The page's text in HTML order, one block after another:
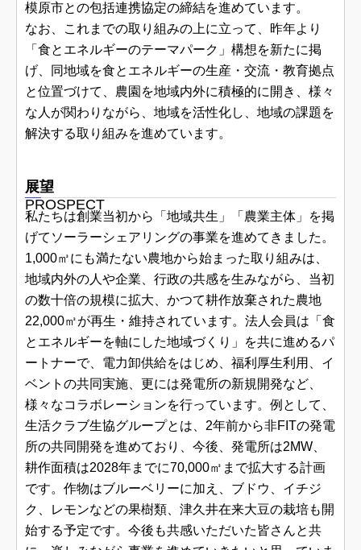
模原市との包括連携協定の締結を進めています。
なお、これまでの取り組みの上に立って、昨年より
「食とエネルギーのテーマパーク」構想を新たに掲
げ、同地域を食とエネルギーの生産・交流・教育拠点
と位置づけて、農園を地域内外に積極的に開き、様々
な人が関わりながら、地域を活性化し、地域の課題を
解決する取り組みを進めています。
展望
PROSPECT
私たちは創業当初から「地域共生」「農業主体」を掲
げてソーラーシェアリングの事業を進めてきました。
1,000㎥にも満たない農地から始まった取り組みは、
地域内外の人や企業、行政の共感を生みながら、当初
の数十倍の規模に拡大、かつて耕作放棄された農地
22,000㎥が再生・維持されています。法人会員は「食
とエネルギーを軸にした地域づくり」を共に進めるパ
ートナーで、電力卸供給をはじめ、福利厚生利用、イ
ベントの共同実施、更には発電所の新規開発など、
様々なコラボレーションを行っています。例として、
生活クラブ生協グループとは、2年前から非FITの発電
所の共同開発を進めており、今後、発電所は2MW、
耕作面積は2028年までに70,000㎥まで拡大する計画
です。作物はブルーベリーに加え、ブドウ、イチジ
ク、レモンなどの果樹類、津久井在来大豆の栽培も開
始する予定です。今後も共感いただいた皆さんと共